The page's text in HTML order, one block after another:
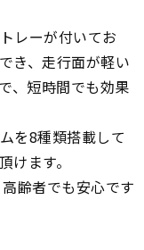
レーが付いてお
き、走行面が軽い
、短時間でも効果
を8種類搭載して
けます。
齢者でも安心です